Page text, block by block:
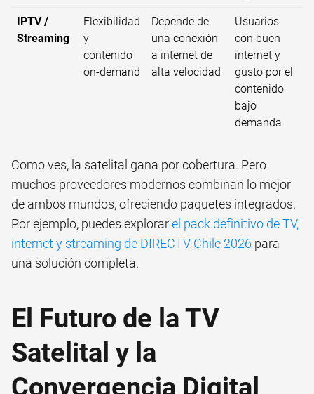
IPTV /
Streaming
Flexibilidad
y
contenido
on-demand
Depende de
una conexión
a internet de
alta velocidad
Usuarios
con buen
internet y
gusto por el
contenido
bajo
demanda
Como ves, la satelital gana por cobertura. Pero
muchos proveedores modernos combinan lo mejor
de ambos mundos, ofreciendo paquetes integrados.
Por ejemplo, puedes explorarel pack definitivo de TV,
internet y streaming de DIRECTV Chile 2026 para
una solución completa.
El Futuro de la TV
Satelital y la
Convergencia Digital